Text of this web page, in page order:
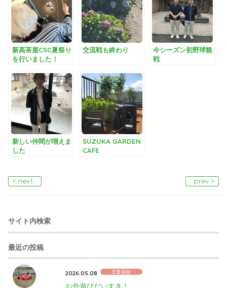
新高茶屋CSC夏祭り
を行いました！
交流戦も終わり
今シーズン初野球観
戦
新しい仲間が増えま
した
SUZUKA GARDEN
CAFE
< next prev >
サイト内検索
最近の投稿
2026.05.08 児童福祉
お外遊びだいすき！